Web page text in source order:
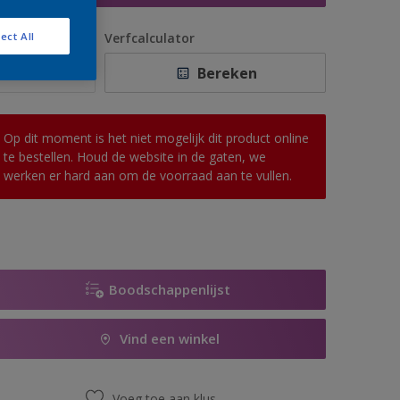
Verfcalculator
Bereken
Op dit moment is het niet mogelijk dit product online
te bestellen. Houd de website in de gaten, we
werken er hard aan om de voorraad aan te vullen.
Boodschappenlijst
Vind een winkel
All